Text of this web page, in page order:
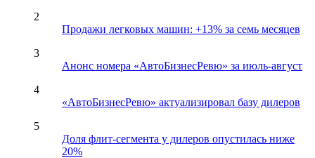
2
Продажи легковых машин: +13% за семь месяцев
3
Анонс номера «АвтоБизнесРевю» за июль-август
4
«АвтоБизнесРевю» актуализировал базу дилеров
5
Доля флит-сегмента у дилеров опустилась ниже
20%